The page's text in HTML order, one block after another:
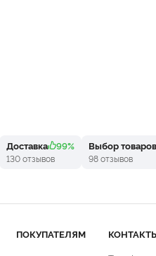
Доставка 99%
130 отзывов
Выбор товаров
98 отзывов
ПОКУПАТЕЛЯМ